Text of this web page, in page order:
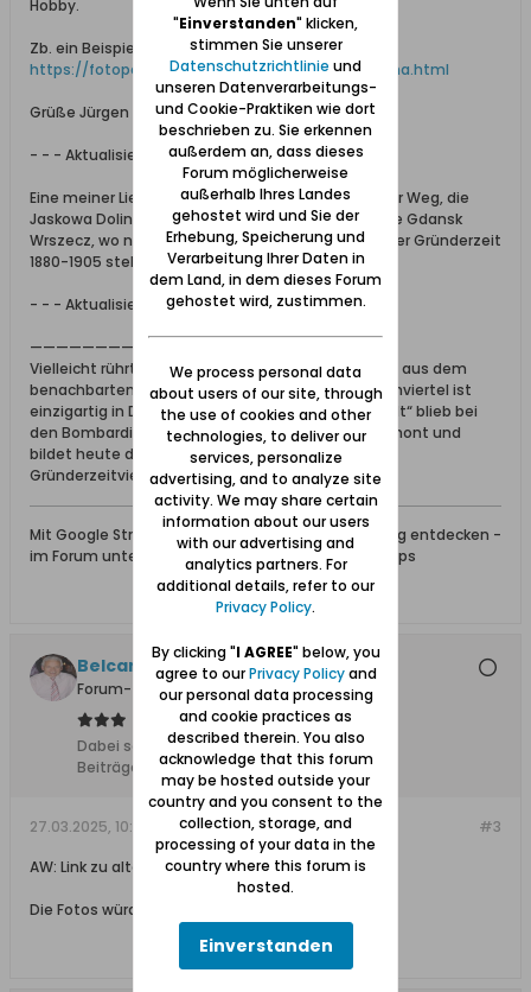
Hobby.
Zb. ein Beispiel:
https://fotopolska.eu/Gdansk/u106378...wa_Dolina.html
Grüße Jürgen
- - - Aktualisiert - - -
Eine meiner Lieblingsstrassen ist der Jäschkentaler Weg, die
Jaskowa Dolina Straße im Stadtteil Langfuhr heute Gdansk
Wrszecz, wo noch einige sehenswerte Villen aus der Gründerzeit
1880-1905 stehen.
- - - Aktualisiert - - -
———————————
Vielleicht rührt mein Interesse an alten Gebäuden aus dem
benachbarten Stadtteil in unserer Stadt. Das Villenviertel ist
einzigartig in Deutschland, denn die sog. „Südstadt“ blieb bei
den Bombardierungen 1944 weitestgehend verschont und
bildet heute das größte zusammenhängende
Gründerzeitviertel Deutschlands …
Mit Google Street View spazierengehen und Danzig entdecken -
im Forum unter Danzig mit Vororten Film und TV Tips
Belcanto
Forum-Teilnehmer
Dabei seit:
24.09.2008
Beiträge:
2509
#3
27.03.2025, 10:10
AW: Link zu alten und neuen Fotos aus Danzig
Die Fotos würden meinen Eltern gewiss erfreuen.
"Einverstanden" klicken,
stimmen Sie unserer
Datenschutzrichtlinie und
unseren Datenverarbeitungs-
und Cookie-Praktiken wie dort
beschrieben zu. Sie erkennen
außerdem an, dass dieses
Forum möglicherweise
außerhalb Ihres Landes
gehostet wird und Sie der
Erhebung, Speicherung und
Verarbeitung Ihrer Daten in
dem Land, in dem dieses Forum
gehostet wird, zustimmen.
We process personal data
about users of our site, through
the use of cookies and other
technologies, to deliver our
services, personalize
advertising, and to analyze site
activity. We may share certain
information about our users
with our advertising and
analytics partners. For
additional details, refer to our
Privacy Policy.
By clicking "I AGREE" below, you
agree to ourPrivacy Policyand
our personal data processing
and cookie practices as
described therein. You also
acknowledge that this forum
may be hosted outside your
country and you consent to the
collection, storage, and
processing of your data in the
country where this forum is
hosted.
Einverstanden